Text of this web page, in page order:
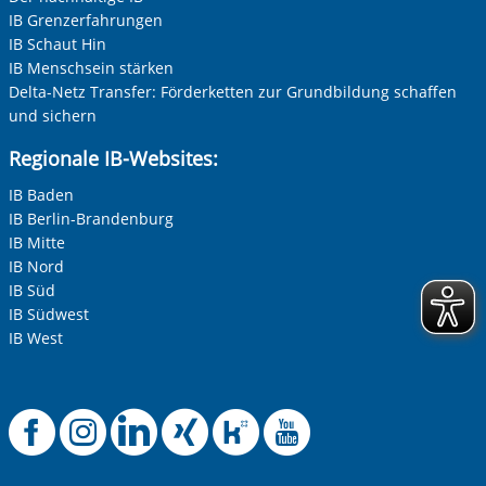
IB Grenzerfahrungen
IB Schaut Hin
IB Menschsein stärken
Delta-Netz Transfer: Förderketten zur Grundbildung schaffen
und sichern
Regionale IB-Websites:
IB Baden
IB Berlin-Brandenburg
IB Mitte
IB Nord
IB Süd
IB Südwest
IB West
Offizielle
Offizielle
Offizielle
Offizielle
Offizielle